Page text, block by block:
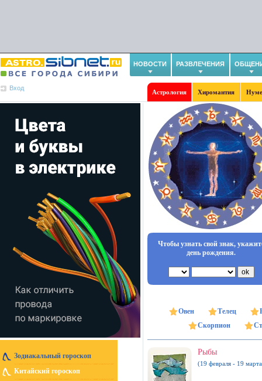
НОВОСТИ РАЗВЛЕЧЕНИЯ
Вход
Астрология Хиромантия
Зодиакальный гороскоп
Китайский гороскоп
Чтобы узнать свой знак,
день рождения.
Овен Телец
Скорпион
Рыбы
(19 февраля - 19